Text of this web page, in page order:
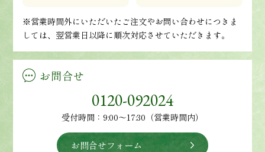
※営業時間外にいただいたご注文やお問い合わせにつきま
しては、翌営業日以降に順次対応させていただきます。
お問合せ
0120-092024
受付時間：9:00～17:30（営業時間内）
お問合せフォーム